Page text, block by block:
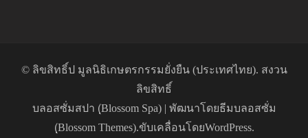
© ลิขสิทธิ์ป มูลนิธิเกษตรกรรมยั่งยืน (ประเทศไทย). สงวน
ลิขสิทธิ์
บลอสซั่มสปา (ฺBlossom Spa) | พัฒนาโดยธีมบลอสซั่ม
(ฺBlossom Themes).ขับเคลื่อนโดยWordPress.